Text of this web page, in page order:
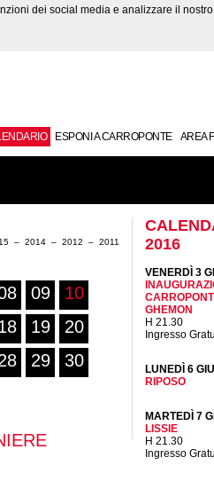
ESPONI A CARROPONTE AREA
– 2014 – 2012 – 2011
09
10
19
20
29 30
2016
VENERDÌ 3
GHEMON
H 21.30
Ingresso
LUNEDÌ 6
RIPOSO
MARTEDÌ 7
LISSIE
H 21.30
Ingresso
dei social media e analizzare il